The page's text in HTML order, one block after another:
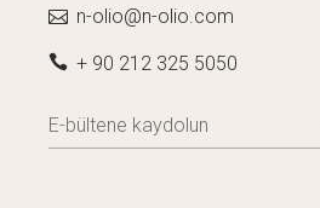
n-olio@n-olio.com
+ 90 212 325 5050